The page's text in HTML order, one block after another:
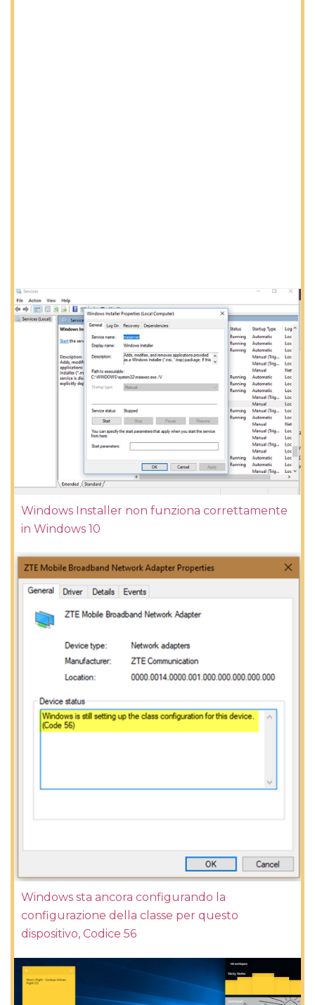
Windows Installer non funziona correttamente
in Windows 10
Windows sta ancora configurando la
configurazione della classe per questo
dispositivo, Codice 56